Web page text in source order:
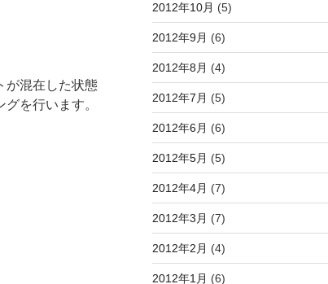
が混在した状態
を行います。
2012年10月 (5)
2012年9月 (6)
2012年8月 (4)
2012年7月 (5)
2012年6月 (6)
2012年5月 (5)
2012年4月 (7)
2012年3月 (7)
2012年2月 (4)
2012年1月 (6)